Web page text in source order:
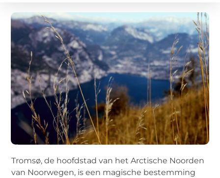
Tromsø, de hoofdstad van het Arctische Noorden
van Noorwegen, is een magische bestemming